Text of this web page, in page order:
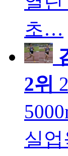
초…
2위
실